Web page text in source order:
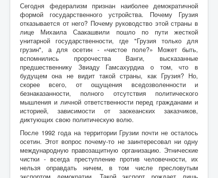
Сегодня федерализм признан наиболее демократичной
формой государственного устройства. Почему Грузия
отказывается от него? Почему руководство этой страны в
лице Михаила Саакашвили пошло по пути жесткой
унитарной государственности, где "Грузия только для
грузин", а для осетин - «чистое поле?» Может быть,
вспомнились пророчества Ванги, высказанные
предшественнику Звиаду Гамсахурдиа о том, что в
будущем она не видит такой страны, как Грузия? Но,
скорее всего, от ощущения вседозволенности и
безнаказанности, полного отсутствия политического
мышления и личной ответственности перед гражданами и
историей, зависимости от заокеанских заказчиков,
диктующих свою политическую волю.
После 1992 года на территории Грузии почти не осталось
осетин. Этот вопрос почему-то не заинтересовал ни одну
международную правозащитную организацию. Этнические
чистки - всегда преступление против человечности, их
нельзя оправдать ничем, в том числе пресловутым
экспортом демократии. Такой экспорт рождает лишь